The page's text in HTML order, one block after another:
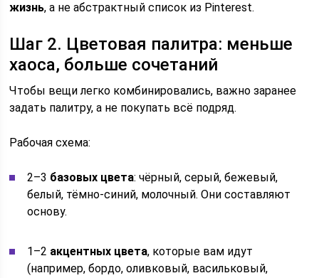
жизнь, а не абстрактный список из Pinterest.
Шаг 2. Цветовая палитра: меньше
хаоса, больше сочетаний
Чтобы вещи легко комбинировались, важно заранее
задать палитру, а не покупать всё подряд.
Рабочая схема:
2–3 базовых цвета: чёрный, серый, бежевый,
белый, тёмно‑синий, молочный. Они составляют
основу.
1–2 акцентных цвета, которые вам идут
(например, бордо, оливковый, васильковый,